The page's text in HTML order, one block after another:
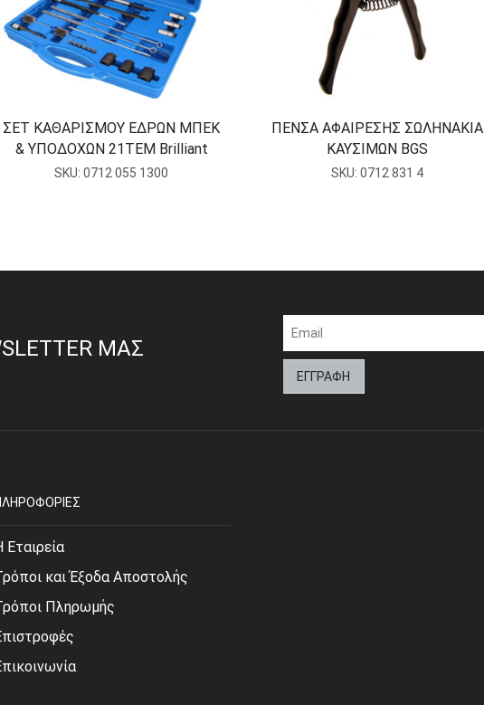
ΣΕΤ ΚΑΘΑΡΙΣΜΟΥ ΕΔΡΩΝ ΜΠΕΚ
& ΥΠΟΔΟΧΩΝ 21ΤΕΜ Brilliant
SKU:0712 055 1300
ΠΕΝΣΑ ΑΦΑΙΡΕΣΗΣ ΣΩΛΗΝΑΚΙΑ
ΚΑΥΣΙΜΩΝ BGS
SKU: 0712 831 4
ΜΑΣ
Εταιρεία
και Έξοδα Αποστολής
Πληρωμής